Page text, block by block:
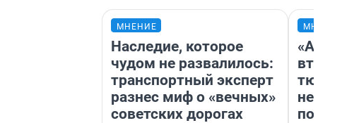
МНЕНИЕ
Наследие, которое
чудом не развалилось:
транспортный эксперт
разнес миф о «вечных»
советских дорогах